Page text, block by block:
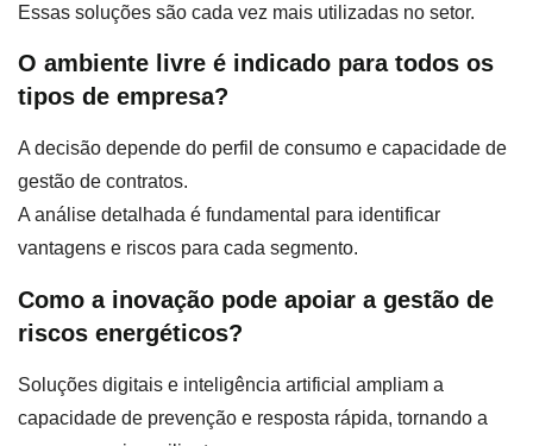
Essas soluções são cada vez mais utilizadas no setor.
O ambiente livre é indicado para todos os
tipos de empresa?
A decisão depende do perfil de consumo e capacidade de
gestão de contratos.
A análise detalhada é fundamental para identificar
vantagens e riscos para cada segmento.
Como a inovação pode apoiar a gestão de
riscos energéticos?
Soluções digitais e inteligência artificial ampliam a
capacidade de prevenção e resposta rápida, tornando a